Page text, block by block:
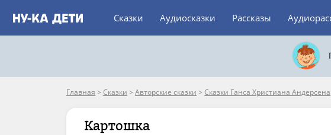
Сказки Аудиосказки Рассказы
Главная > Сказки > Авторские сказки > Сказки Ганса Христиана Андерсена
Картошка